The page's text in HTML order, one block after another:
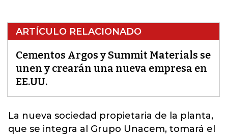
ARTÍCULO RELACIONADO
Cementos Argos y Summit Materials se
unen y crearán una nueva empresa en
EE.UU.
La nueva sociedad propietaria de la planta,
que se integra al Grupo Unacem, tomará el